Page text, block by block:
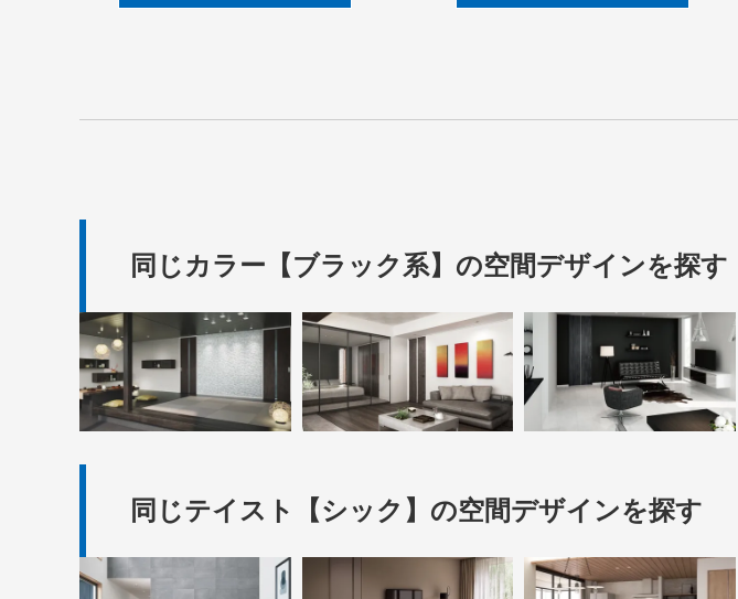
同じカラー【ブラック系】の空間デザインを探す
同じテイスト【シック】の空間デザインを探す